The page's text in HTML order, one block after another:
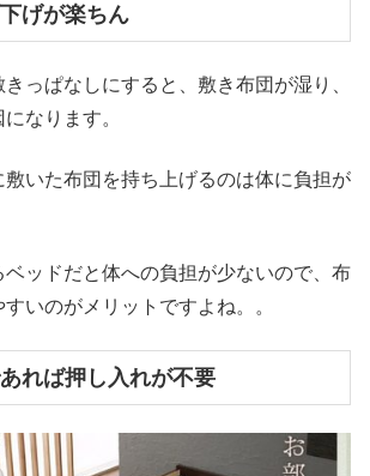
げが楽ちん
っぱなしにすると、敷き布団が湿り、
なります。
敷いた布団を持ち上げるのは体に負担が
ベッドだと体への負担が少ないので、布
いのがメリットですよね。。
れば押し入れが不要